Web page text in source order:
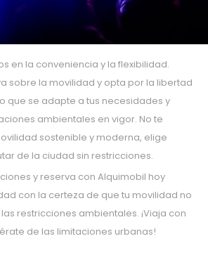
en la conveniencia y la flexibilidad.
sobre la movilidad y opta por la libertad
que se adapte a tus necesidades y
ambientales en vigor. No te
sostenible y moderna, elige
de la ciudad sin restricciones.
y reserva con Alquimobil hoy
con la certeza de que tu movilidad no
restricciones ambientales. ¡Viaja con
de las limitaciones urbanas!